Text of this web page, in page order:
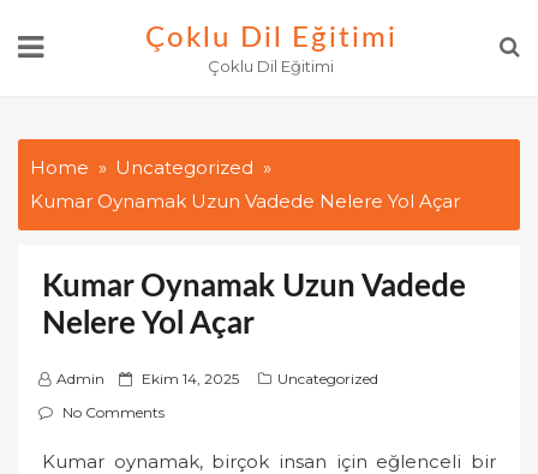
Çoklu Dil Eğitimi
Çoklu Dil Eğitimi
Home
Uncategorized
Kumar Oynamak Uzun Vadede Nelere Yol Açar
Kumar Oynamak Uzun Vadede
Nelere Yol Açar
Admin
P
o
t
Ekim 14, 2025
Uncategorized
No Comments
Kumar oynamak, birçok insan için eğlenceli bir